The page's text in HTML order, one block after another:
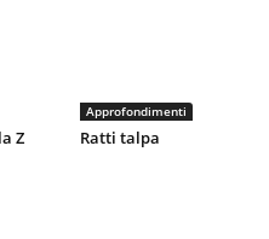
Z
Approfondimenti
Ratti talpa